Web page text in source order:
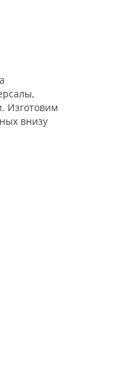
Изготовим
внизу